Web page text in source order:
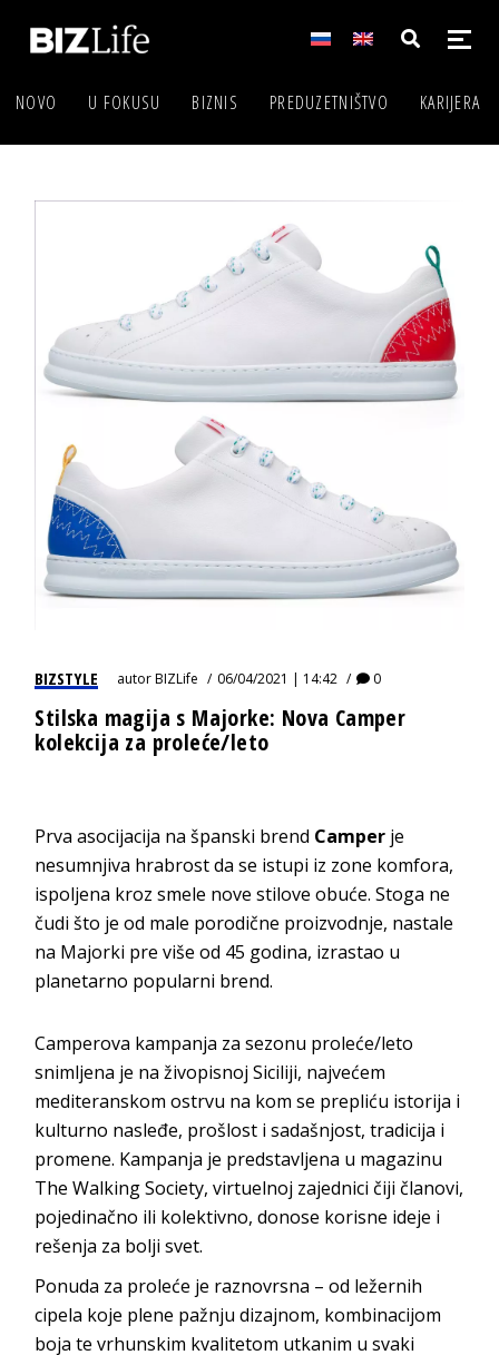
NOVO U FOKUSU BIZNIS PREDUZETNIŠTVO KARIJERA
BIZSTYLE autorBIZLife 06/04/2021 | 14:42 0
Stilska magija s Majorke: Nova Camper
kolekcija za proleće/leto
Prva asocijacija na španski brend Camper je
nesumnjiva hrabrost da se istupi iz zone komfora,
ispoljena kroz smele nove stilove obuće. Stoga ne
čudi što je od male porodične proizvodnje, nastale
na Majorki pre više od 45 godina, izrastao u
planetarno popularni brend.
Camperova kampanja za sezonu proleće/leto
snimljena je na živopisnoj Siciliji, najvećem
mediteranskom ostrvu na kom se prepliću istorija i
kulturno nasleđe, prošlost i sadašnjost, tradicija i
promene. Kampanja je predstavljena u magazinu
The Walking Society, virtuelnoj zajednici čiji članovi,
pojedinačno ili kolektivno, donose korisne ideje i
rešenja za bolji svet.
Ponuda za proleće je raznovrsna – od ležernih
cipela koje plene pažnju dizajnom, kombinacijom
boja te vrhunskim kvalitetom utkanim u svaki